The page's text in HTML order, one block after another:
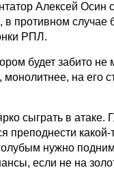
Алексей Осин
в противном случае
РПЛ.
будет забито не
на его
сыграть в атаке.
преподнести какой-
нужно
если не на